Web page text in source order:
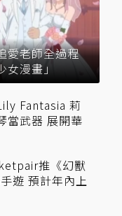
愛老師全過程
女漫畫」
Fantasia 莉
當武器 展開華
推《幻獸
遊 預計年內上